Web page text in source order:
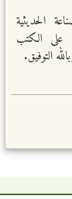
الحديثية
على الكتب
التوفيق.